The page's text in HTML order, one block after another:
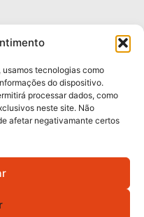
tecnologias como
do dispositivo.
processar dados, como
neste site. Não
afetar negativamante certos